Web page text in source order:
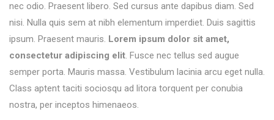
nec odio. Praesent libero. Sed cursus ante dapibus diam. Sed
nisi. Nulla quis sem at nibh elementum imperdiet. Duis sagittis
ipsum. Praesent mauris. Lorem ipsum dolor sit amet,
consectetur adipiscing elit. Fusce nec tellus sed augue
semper porta. Mauris massa. Vestibulum lacinia arcu eget nulla.
Class aptent taciti sociosqu ad litora torquent per conubia
nostra, per inceptos himenaeos.